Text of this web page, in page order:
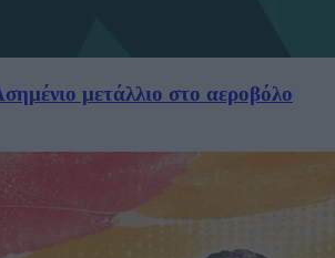
μετάλλιο στο αεροβόλο